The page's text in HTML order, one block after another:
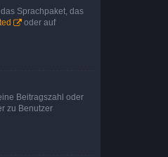
Sprachpaket, das
oder auf
Beitragszahl oder
zu Benutzer